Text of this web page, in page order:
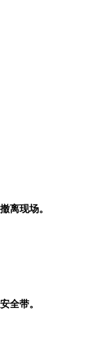
离现场。
全带。